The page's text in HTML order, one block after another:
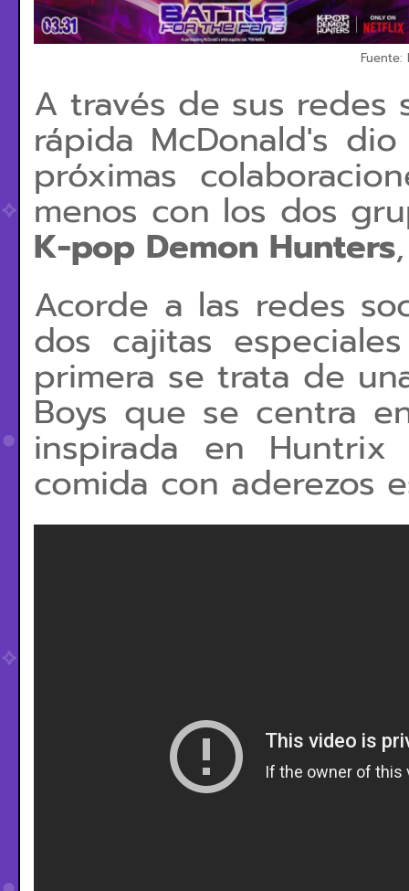
Fuente:
A través de sus redes
rápida McDonald's
próximas
menos con los dos
K-pop Demon Hunters
Acorde a las redes
dos cajitas
primera se trata de
Boys que se centra
inspirada en
comida con aderezos